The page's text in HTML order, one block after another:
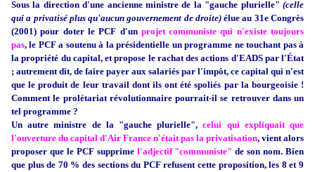
Sous la direction d'une ancienne ministre de la "gauche plurielle" (celle
qui a privatisé plus qu'aucun gouvernement de droite)élue au 31e Congrès
(2001) pour doter le PCF d'un projet communiste qui n'existe toujours
pas, le PCF a soutenu à la présidentielle un programme ne touchant pas à
la propriété du capital, et propose le rachat des actions d'EADS par l'État
; autrement dit, de faire payer aux salariés par l'impôt, ce capital qui n'est
que le produit de leur travail dont ils ont été spoliés par la bourgeoisie !
Comment le prolétariat révolutionnaire pourrait-il se retrouver dans un
tel programme ?
Un autre ministre de la "gauche plurielle",celui qui expliquait que
l'ouverture du capital d'Air France n'était pas la privatisation, vient alors
proposer que le PCF supprime l'adjectif "communiste" de son nom. Bien
que plus de 70 % des sections du PCF refusent cette proposition, les 8 et 9